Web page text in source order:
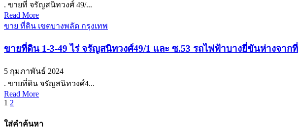
. ขายที่ จรัญสนิทวงศ์ 49/...
Read More
ขาย ที่ดิน เขตบางพลัด กรุงเทพ
ขายที่ดิน 1-3-49 ไร่ จรัญสนิทวงศ์49/1 และ ซ.53 รถไฟฟ้าบางยี่ขันห่างจาก
5 กุมภาพันธ์ 2024
. ขายที่ดิน จรัญสนิทวงศ์4...
Read More
Posts
pagination
1 2
ใส่คำค้นหา